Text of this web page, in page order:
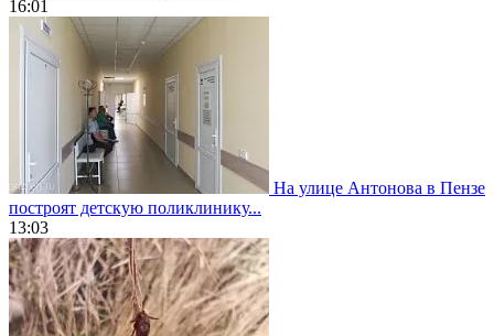
16:01
На улице Антонова в Пензе
построят детскую поликлинику...
13:03